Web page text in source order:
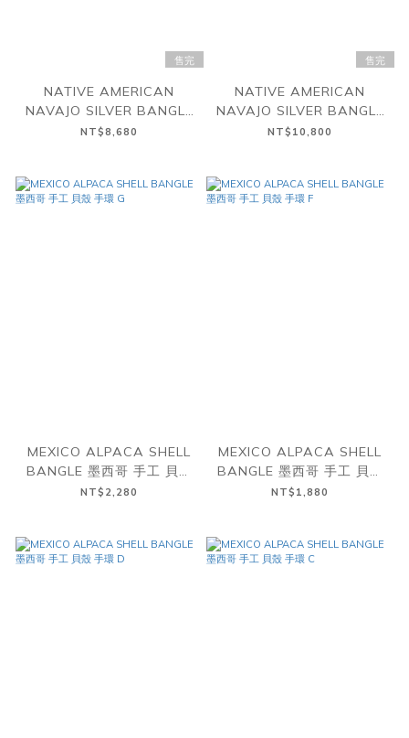
售完
NATIVE AMERICAN
NAVAJO SILVER BANGLE
美國 原住民 納瓦霍 純銀 手
NT$8,680
售完
NATIVE AMERICAN
NAVAJO SILVER BANGLE
美國 原住民 納瓦霍 純銀 手
NT$10,800
MEXICO ALPACA SHELL
BANGLE 墨西哥 手工 貝殼
手環 G
NT$2,280
MEXICO ALPACA SHELL
BANGLE 墨西哥 手工 貝殼
手環 F
NT$1,880